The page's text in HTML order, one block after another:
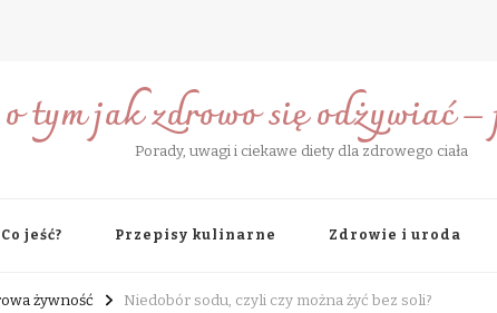
tym jak zdrowo się odżywiać –
Porady, uwagi i ciekawe diety dla zdrowego ciała
Co jeść? Przepisy kulinarne Zdrowie i uroda
żywność Niedobór sodu, czyli czy można żyć bez soli?